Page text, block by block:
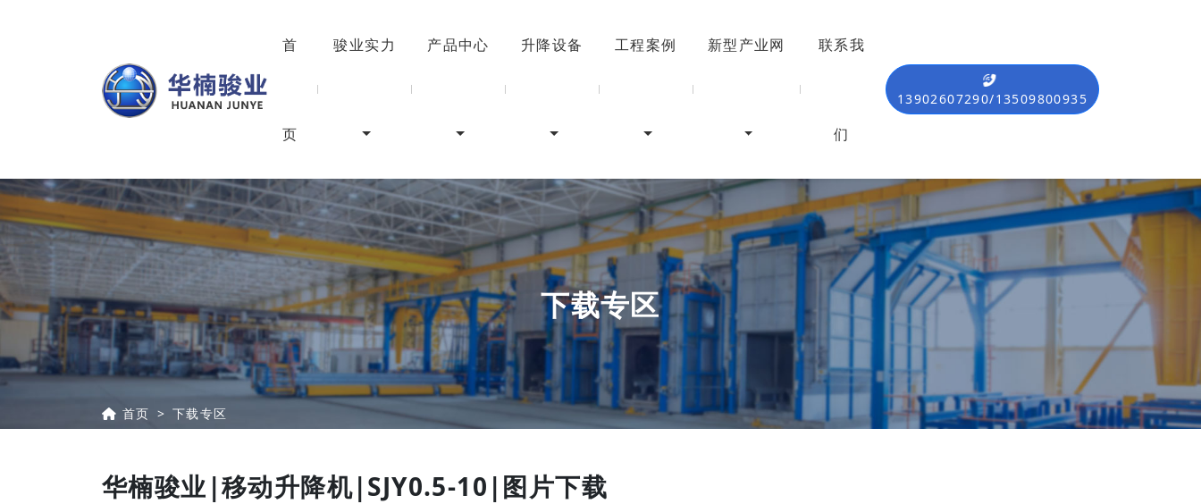
首
页
骏业实力 产品中心 升降设备 工程案例 新型产业网 联系我
们
13902607290/13509800935
下载专区
首页 下载专区
华楠骏业|移动升降机|SJY0.5-10|图片下载